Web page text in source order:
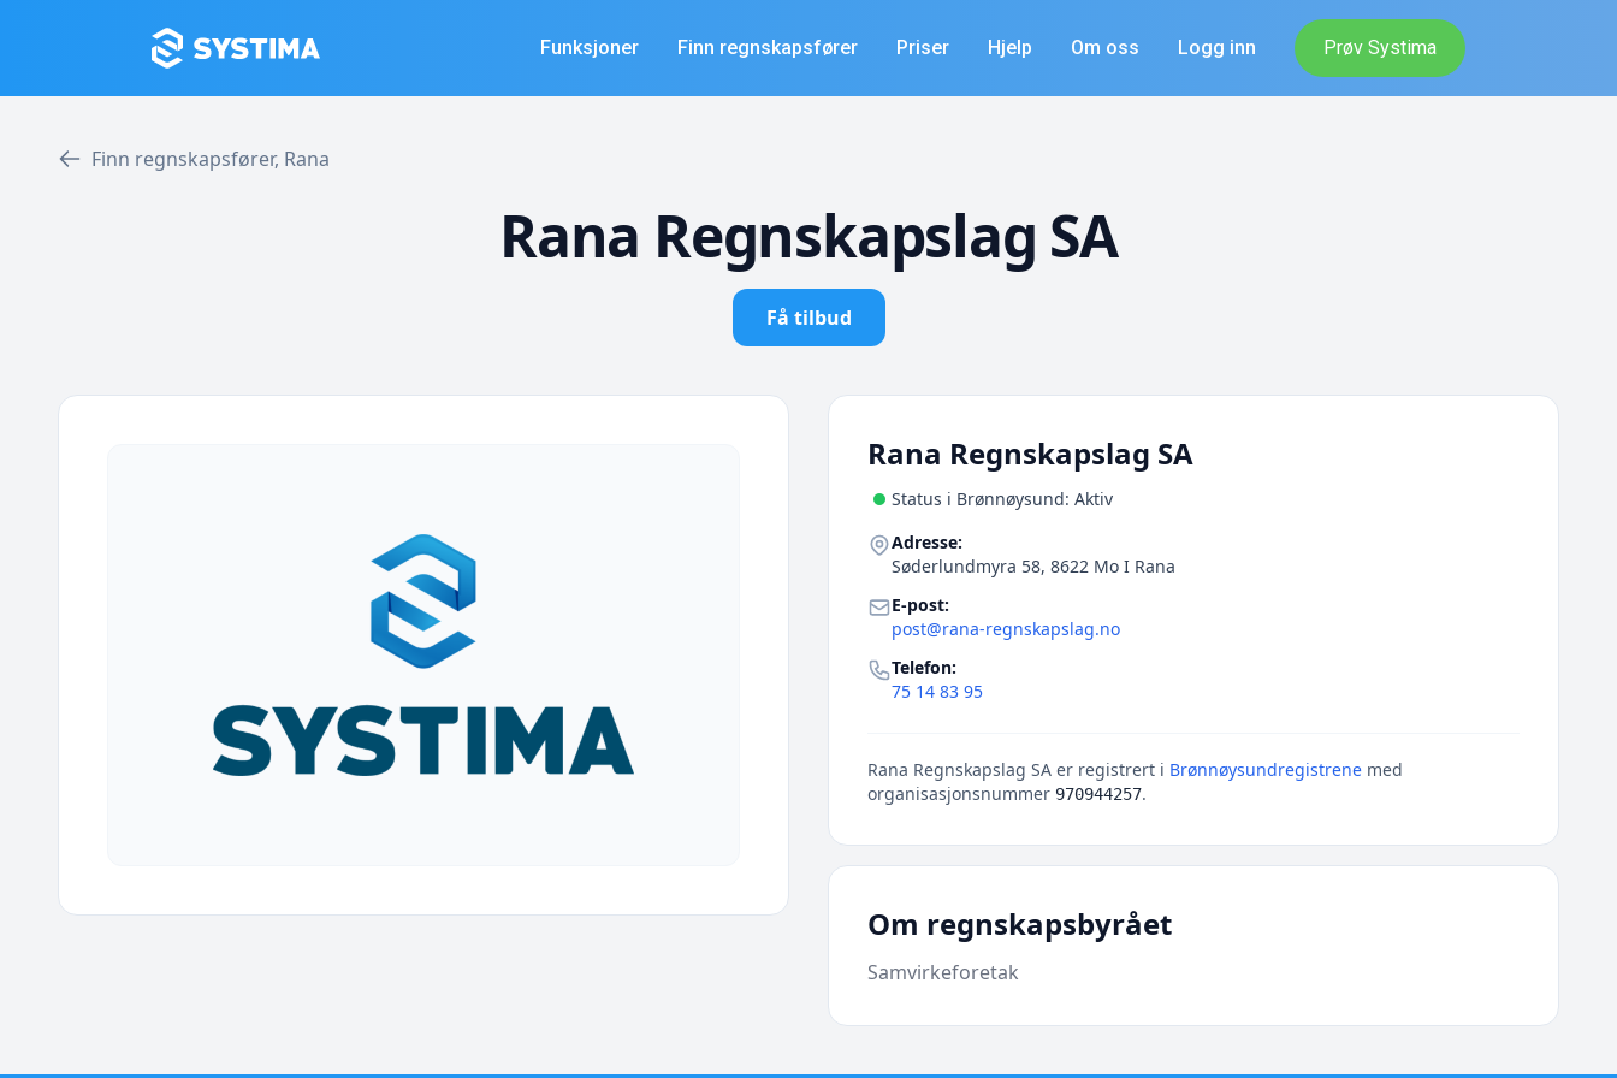
Funksjoner Finn regnskapsfører Priser Hjelp Om oss Logg inn Prøv Systima
Finn regnskapsfører, Rana
Rana Regnskapslag SA
Få tilbud
Rana Regnskapslag SA
Status i Brønnøysund: Aktiv
Adresse:
Søderlundmyra 58, 8622 Mo I Rana
E-post:
post@rana-regnskapslag.no
Telefon:
75 14 83 95
Rana Regnskapslag SA er registrert i Brønnøysundregistrene med
organisasjonsnummer 970944257.
Om regnskapsbyrået
Samvirkeforetak